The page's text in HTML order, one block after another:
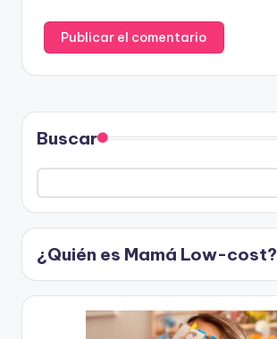
Buscar
¿Quién es Mamá Low-cost?